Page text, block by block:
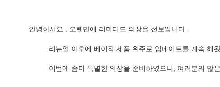
안녕하세요 , 오랜만에 리미티드 의상을 선보입니다.
리뉴얼 이후에 베이직 제품 위주로 업데이트를 계속 해
이번에 좀더 특별한 의상을 준비하였으니, 여러분의